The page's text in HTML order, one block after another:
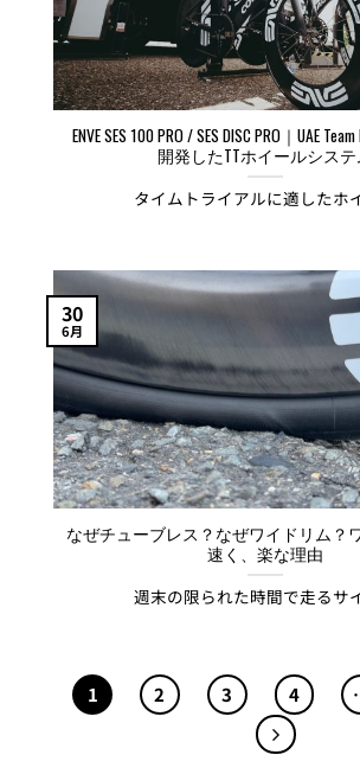
ENVE SES 100 PRO / SES DISC PRO｜UAE
開発したTTホイールシステ
タイムトライアルに適したホ
なぜチューブレス？なぜワイドリム？
速く、楽な理由
週末の限られた時間で走るサ
30
6月
1 2 3 4